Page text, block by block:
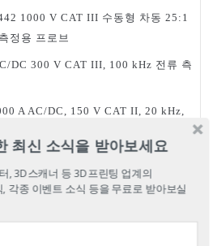
1000 V CAT III 수동형 차동 25:1
측정용 프로브
DC 300 V CAT III, 100 kHz 전류 측
A AC/DC, 150 V CAT II, 20 kHz,
어댑터
어댑터
최신 소식을 받아보세요
, 3D스캐너 등 3D프린팅 업계의
각종 이벤트 소식 등을 무료로 받아보실